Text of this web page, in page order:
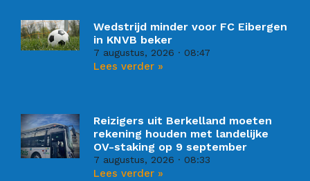
Wedstrijd minder voor FC Eibergen
in KNVB beker
7 augustus, 2026 08:47
Lees verder »
Reizigers uit Berkelland moeten
rekening houden met landelijke
OV-staking op 9 september
7 augustus, 2026 08:33
Lees verder »